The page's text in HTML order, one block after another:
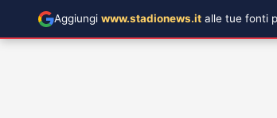
Aggiungi www.stadionews.it alle tue fonti